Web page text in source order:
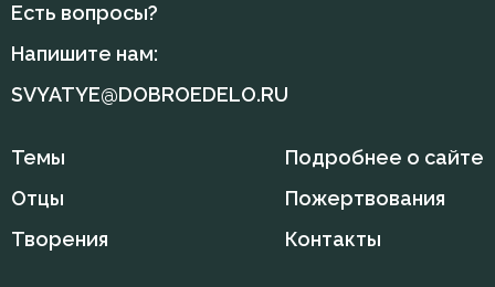
Страшный суд
Царство небесное
Пимен Великий
Серафим Саровский
Тихон Задонский
Феогност
Есть вопросы?
Напишите нам:
SVYATYE@DOBROEDELO.RU
Темы
Отцы
Творения
Подробнее о сайте
Пожертвования
Контакты